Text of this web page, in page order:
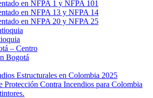
en NFPA 1 y NFPA 101
en NFPA 13 y NFPA 14
en NFPA 20 y NFPA 25
– Centro
Bogotá
Estructurales en Colombia 2025
Protección Contra Incendios para Colombia